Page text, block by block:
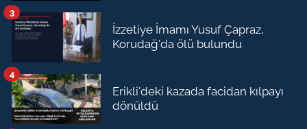
İzzetiye İmamı Yusuf Çapraz,
Korudağ'da ölü bulundu
3
Erikli'deki kazada facidan kılpayı
dönüldü
4